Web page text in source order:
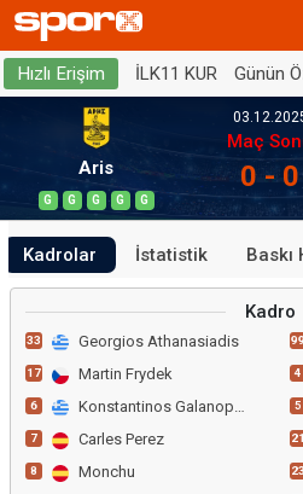
Hızlı Erişim İLK11 KUR Günün
Aris
G G G G G
Maç
0 - 0
Kadrolar İstatistik Baskı
Kadro
33 Georgios Athanasiadis
17 Martin Frydek
6 Konstantinos Galanopoulos
7 Carles Perez
8 Monchu
99
4
5
21
23